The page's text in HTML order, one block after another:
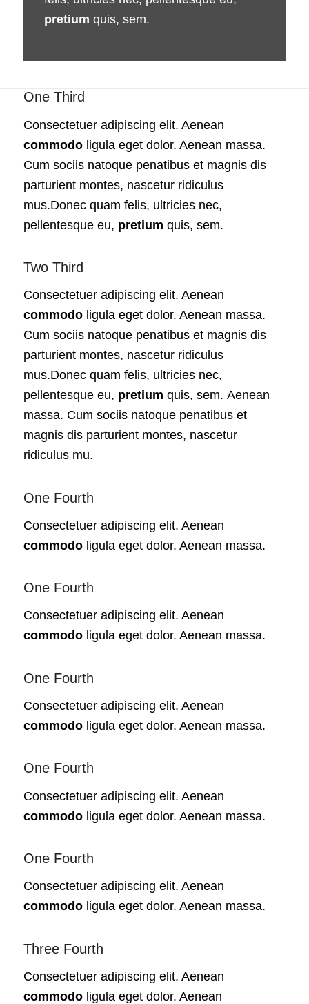
pretium quis, sem.
One Third
Consectetuer adipiscing elit. Aenean
commodoligula eget dolor. Aenean massa.
Cum sociis natoque penatibus et magnis dis
parturient montes, nascetur ridiculus
mus.Donec quam felis, ultricies nec,
pellentesque eu, pretium quis, sem.
Two Third
Consectetuer adipiscing elit. Aenean
commodoligula eget dolor. Aenean massa.
Cum sociis natoque penatibus et magnis dis
parturient montes, nascetur ridiculus
mus.Donec quam felis, ultricies nec,
pellentesque eu, pretium quis, sem. Aenean
massa. Cum sociis natoque penatibus et
magnis dis parturient montes, nascetur
ridiculus mu.
One Fourth
Consectetuer adipiscing elit. Aenean
commodoligula eget dolor. Aenean massa.
One Fourth
Consectetuer adipiscing elit. Aenean
commodoligula eget dolor. Aenean massa.
One Fourth
Consectetuer adipiscing elit. Aenean
commodoligula eget dolor. Aenean massa.
One Fourth
Consectetuer adipiscing elit. Aenean
commodoligula eget dolor. Aenean massa.
One Fourth
Consectetuer adipiscing elit. Aenean
commodoligula eget dolor. Aenean massa.
Three Fourth
Consectetuer adipiscing elit. Aenean
commodoligula eget dolor. Aenean